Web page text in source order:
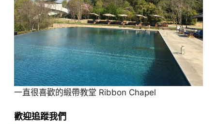
一直很喜歡的緞帶教堂 Ribbon Chapel
歡迎追蹤我們